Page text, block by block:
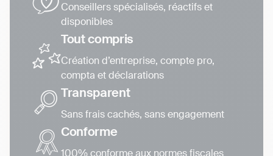
Conseillers spécialisés, réactifs et
disponibles
Tout compris
Création d’entreprise, compte pro,
compta et déclarations
Transparent
Sans frais cachés, sans engagement
Conforme
100% conforme aux normes fiscales